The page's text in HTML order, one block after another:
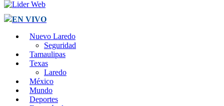
EN VIVO
Nuevo Laredo
Seguridad
Tamaulipas
Texas
Laredo
México
Mundo
Deportes